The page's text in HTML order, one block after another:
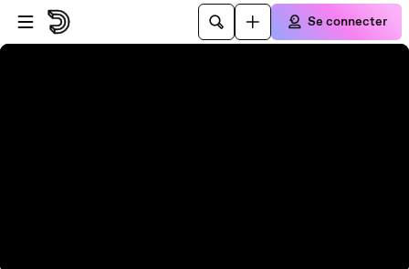
Passer au player
Passer au contenu principal
Se connecter